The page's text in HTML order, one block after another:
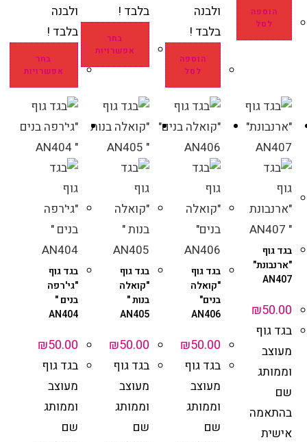
הוספה
לסל
ולבנה
בלבד !
הוספה
לסל
בלבד !
בחר
אפשרויות
ולבנה
בלבד !
בחר
אפשרויות
בגד גוף
"ארנבונת"
AN407
₪50.00
בגד גוף
מעוצב
וממותג
שם
בהתאמה
אישית
בגד גוף
"קואלה
בנים"
AN406
₪50.00
בגד גוף
מעוצב
וממותג
שם
בגד גוף
"קואלה
בנות "
AN405
₪50.00
בגד גוף
מעוצב
וממותג
שם
בגד גוף
"גי'רפה
בנים "
AN404
₪50.00
בגד גוף
מעוצב
וממותג
שם